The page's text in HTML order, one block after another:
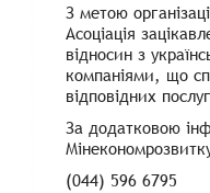
З метою
Асоціація
відносин з
компаніями, що
відповідних
За додатковою
(044) 596 6795